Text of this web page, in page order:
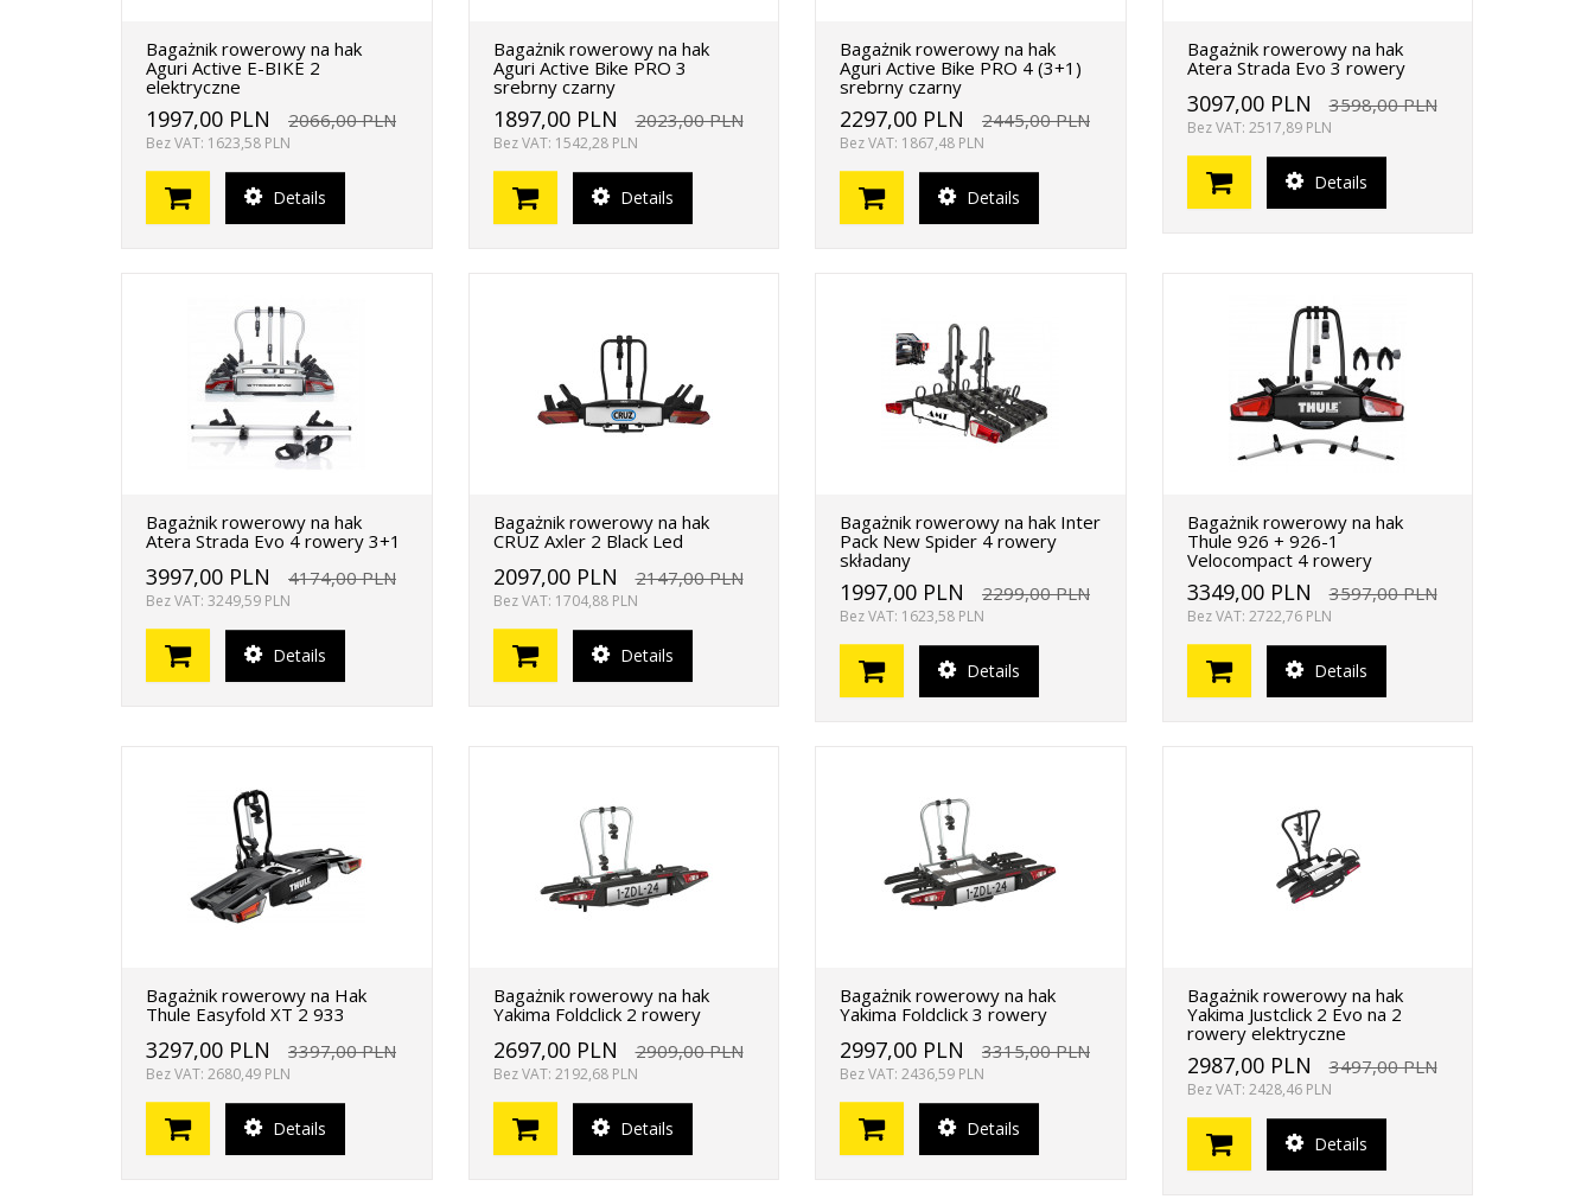
Bagażnik rowerowy na hak
Aguri Active E-BIKE 2
elektryczne
1997,00 PLN 2066,00 PLN
Bez VAT: 1623,58 PLN
Details
Bagażnik rowerowy na hak
Aguri Active Bike PRO 3
srebrny czarny
1897,00 PLN 2023,00 PLN
Bez VAT: 1542,28 PLN
Details
Bagażnik rowerowy na hak
Aguri Active Bike PRO 4 (3+1)
srebrny czarny
2297,00 PLN 2445,00 PLN
Bez VAT: 1867,48 PLN
Details
Bagażnik rowerowy na hak
Atera Strada Evo 3 rowery
3097,00 PLN 3598,00 PLN
Bez VAT: 2517,89 PLN
Details
Bagażnik rowerowy na hak
Atera Strada Evo 4 rowery 3+1
3997,00 PLN 4174,00 PLN
Bez VAT: 3249,59 PLN
Details
Bagażnik rowerowy na hak
CRUZ Axler 2 Black Led
2097,00 PLN 2147,00 PLN
Bez VAT: 1704,88 PLN
Details
Bagażnik rowerowy na hak Inter
Pack New Spider 4 rowery
składany
1997,00 PLN 2299,00 PLN
Bez VAT: 1623,58 PLN
Details
Bagażnik rowerowy na hak
Thule 926 + 926-1
Velocompact 4 rowery
3349,00 PLN 3597,00 PLN
Bez VAT: 2722,76 PLN
Details
Bagażnik rowerowy na Hak
Thule Easyfold XT 2 933
3297,00 PLN 3397,00 PLN
Bez VAT: 2680,49 PLN
Details
Bagażnik rowerowy na hak
Yakima Foldclick 2 rowery
2697,00 PLN 2909,00 PLN
Bez VAT: 2192,68 PLN
Details
Bagażnik rowerowy na hak
Yakima Foldclick 3 rowery
2997,00 PLN 3315,00 PLN
Bez VAT: 2436,59 PLN
Details
Bagażnik rowerowy na hak
Yakima Justclick 2 Evo na 2
rowery elektryczne
2987,00 PLN 3497,00 PLN
Bez VAT: 2428,46 PLN
Details